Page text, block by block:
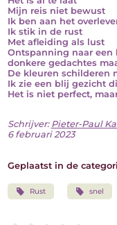
Mijn reis niet bewust
Ik ben aan het
Ik stik in de rust
Met afleiding als lust
Ontspanning naar een
donkere gedachtes
De kleuren schilderen
Ik zie een blij gezicht
Het is niet perfect,
Schrijver: Pieter-Paul
6 februari 2023
Geplaatst in de
Rust snel